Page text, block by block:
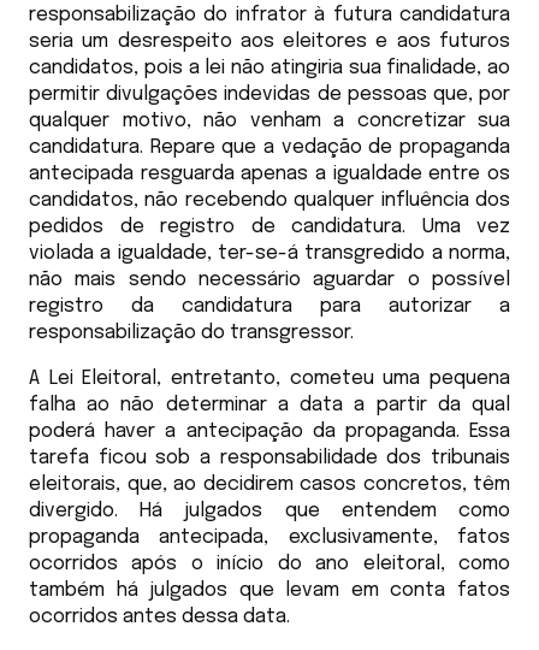
responsabilização do infrator à futura candidatura
seria um desrespeito aos eleitores e aos futuros
candidatos, pois a lei não atingiria sua finalidade, ao
permitir divulgações indevidas de pessoas que, por
qualquer motivo, não venham a concretizar sua
candidatura. Repare que a vedação de propaganda
antecipada resguarda apenas a igualdade entre os
candidatos, não recebendo qualquer influência dos
pedidos de registro de candidatura. Uma vez
violada a igualdade, ter-se-á transgredido a norma,
não mais sendo necessário aguardar o possível
registro da candidatura para autorizar a
responsabilização do transgressor.
A Lei Eleitoral, entretanto, cometeu uma pequena
falha ao não determinar a data a partir da qual
poderá haver a antecipação da propaganda. Essa
tarefa ficou sob a responsabilidade dos tribunais
eleitorais, que, ao decidirem casos concretos, têm
divergido. Há julgados que entendem como
propaganda antecipada, exclusivamente, fatos
ocorridos após o início do ano eleitoral, como
também há julgados que levam em conta fatos
ocorridos antes dessa data.